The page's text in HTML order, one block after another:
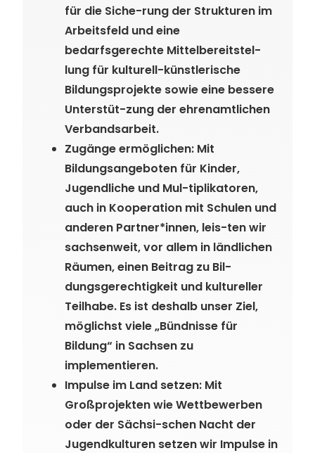
für die Siche-rung der Strukturen im
Arbeitsfeld und eine
bedarfsgerechte Mittelbereitstel-
lung für kulturell-künstlerische
Bildungsprojekte sowie eine bessere
Unterstüt-zung der ehrenamtlichen
Verbandsarbeit.
Zugänge ermöglichen: Mit
Bildungsangeboten für Kinder,
Jugendliche und Mul-tiplikatoren,
auch in Kooperation mit Schulen und
anderen Partner*innen, leis-ten wir
sachsenweit, vor allem in ländlichen
Räumen, einen Beitrag zu Bil-
dungsgerechtigkeit und kultureller
Teilhabe. Es ist deshalb unser Ziel,
möglichst viele „Bündnisse für
Bildung“ in Sachsen zu
implementieren.
Impulse im Land setzen: Mit
Großprojekten wie Wettbewerben
oder der Sächsi-schen Nacht der
Jugendkulturen setzen wir Impulse in